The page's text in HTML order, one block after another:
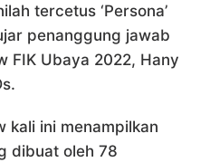
tercetus ‘Persona’
penanggung jawab
FIK Ubaya 2022, Hany
kali ini menampilkan
dibuat oleh 78